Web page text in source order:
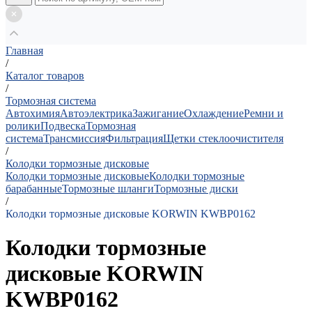
Главная
/
Каталог товаров
/
Тормозная система
АвтохимияАвтоэлектрикаЗажиганиеОхлаждениеРемни и
роликиПодвескаТормозная
системаТрансмиссияФильтрацияЩетки стеклоочистителя
/
Колодки тормозные дисковые
Колодки тормозные дисковыеКолодки тормозные
барабанныеТормозные шлангиТормозные диски
/
Колодки тормозные дисковые KORWIN KWBP0162
Колодки тормозные
дисковые KORWIN
KWBP0162